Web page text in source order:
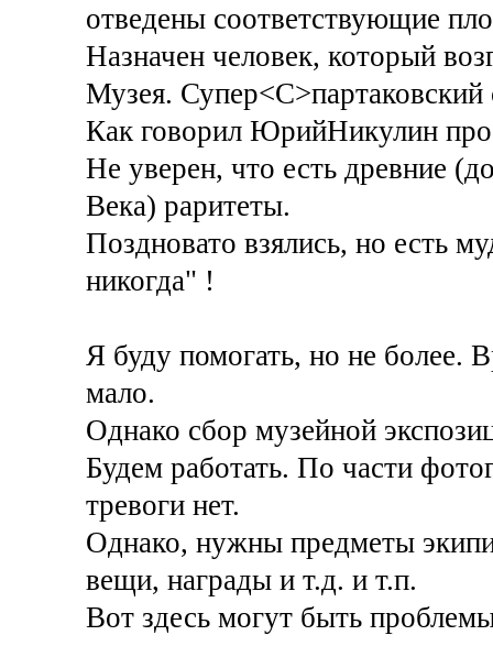
отведены соответствующие
Назначен человек, который
Музея. Супер<C>партаковский
Как говорил ЮрийНикулин
Не уверен, что есть древние
Века) раритеты.
Поздновато взялись, но есть
никогда" !
Я буду помогать, но не более.
мало.
Однако сбор музейной
Будем работать. По части
тревоги нет.
Однако, нужны предметы
вещи, награды и т.д. и т.п.
Вот здесь могут быть